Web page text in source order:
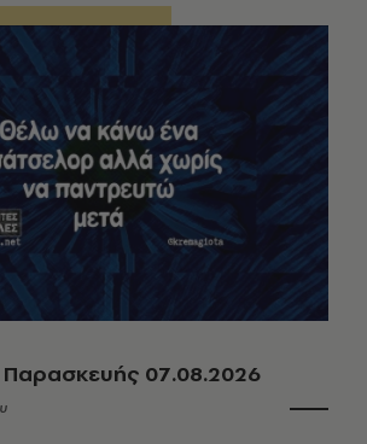
Παρασκευής 07.08.2026